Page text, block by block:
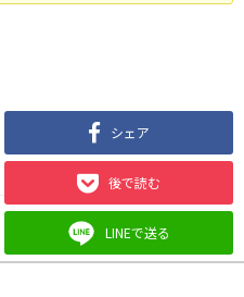
シェア
後で読む
LINEで送る